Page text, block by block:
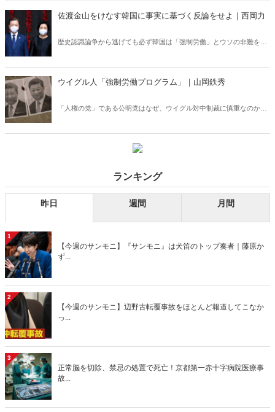
と見送り論の間で、右往左往したことも事実だろう。韓国との歴史戦
は、佐渡金山だけではない。かつて韓国の主張を丸吞みし、“強制労
年10月号の記事を特別公開！（肩書等は当時のママ）
佐渡金山をけなす韓国に事実に基づく反論をせよ｜西岡力
歴史認識論争から逃げても必ず韓国は「強制労働」とウソの非難をし
をさせていないという、歴史的事実に踏み込んだ国際広報をなぜ行わ
ないのか？
ウイグル人「強制労働プログラム」｜山岡鉄秀
「人権の党」である公明党はなぜ、ウイグル対中制裁に慎重なのか。
うか。我々の日常の購買行為が、中国による少数民族の弾圧に加担し
ていた──。月刊『Hanada』2021年1月号に掲載され大反響を呼ん
ランキング
昨日 週間 月間
1
【今週のサンモニ】『サンモニ』は犬笛のトップ奏者｜藤原か
ず...
2
【今週のサンモニ】辺野古転覆事故をほとんど報道してこなか
っ...
3
正常脳を切除、禁忌の処置で死亡！京都第一赤十字病院医療事
故...